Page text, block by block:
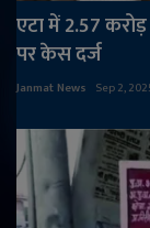
एटा में 2.57
पर केस दर्ज
Janmat News Sep 2,